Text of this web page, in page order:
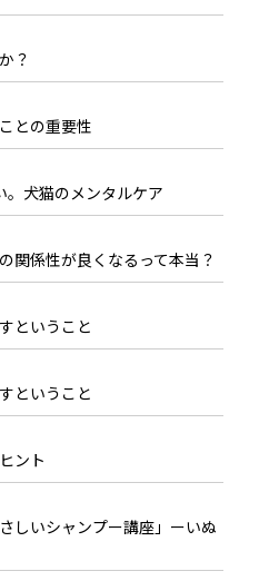
？
との重要性
。犬猫のメンタルケア
関係性が良くなるって本当？
ということ
ということ
ント
しいシャンプー講座」ーいぬ